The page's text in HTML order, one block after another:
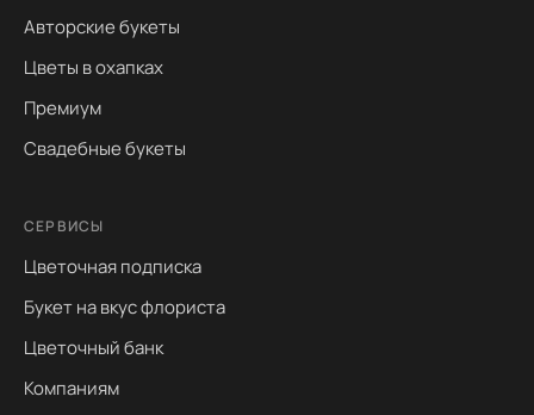
Авторские букеты
Цветы в охапках
Премиум
Свадебные букеты
СЕРВИСЫ
Цветочная подписка
Букет на вкус флориста
Цветочный банк
Компаниям